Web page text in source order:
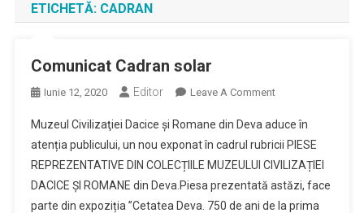
ETICHETĂ: CADRAN
Comunicat Cadran solar
Iunie 12, 2020 Editor Leave A CommentOn
Cadran
Solar
Muzeul Civilizaţiei Dacice şi Romane din Deva aduce în
atenția publicului, un nou exponat în cadrul rubricii PIESE
REPREZENTATIVE DIN COLECȚIILE MUZEULUI CIVILIZAȚIEI
DACICE ȘI ROMANE din Deva.Piesa prezentată astăzi, face
parte din expoziția ”Cetatea Deva. 750 de ani de la prima